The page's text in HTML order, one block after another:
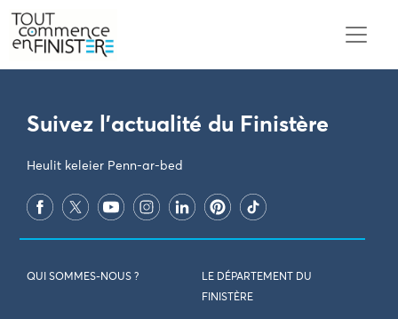
PARAMÈTRES DES COOKIES
Suivez l'actualité du Finistère
Heulit keleier Penn-ar-bed
QUI SOMMES-NOUS ?
LE DÉPARTEMENT DU
FINISTÈRE